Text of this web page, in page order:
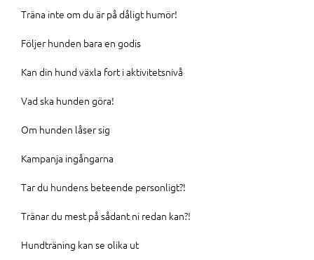
Träna inte om du är på dåligt humör!
Följer hunden bara en godis
Kan din hund växla fort i aktivitetsnivå
Vad ska hunden göra!
Om hunden låser sig
Kampanja ingångarna
Tar du hundens beteende personligt?!
Tränar du mest på sådant ni redan kan?!
Hundträning kan se olika ut